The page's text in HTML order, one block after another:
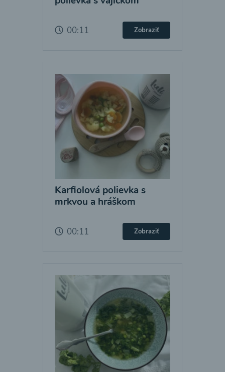
00:11 Zobraziť
Karfiolová polievka s
mrkvou a hráškom
00:11 Zobraziť